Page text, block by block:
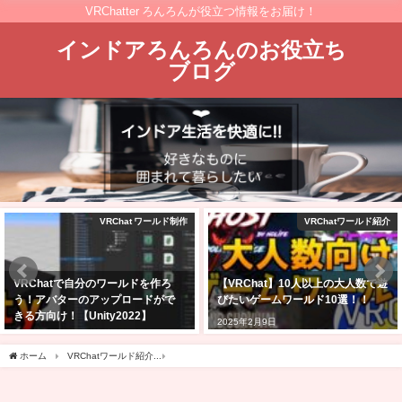
VRChatter ろんろんが役立つ情報をお届け！
インドアろんろんのお役立ち
ブログ
VRChat ワールド制作
VRChatで自分のワールドを作ろ
う！アバターのアップロードがで
きる方向け！【Unity2022】
VRChatワールド紹介
【VRChat】10人以上の大人数で遊
びたいゲームワールド10選！！
2025年2月9日
ホーム VRChatワールド紹介